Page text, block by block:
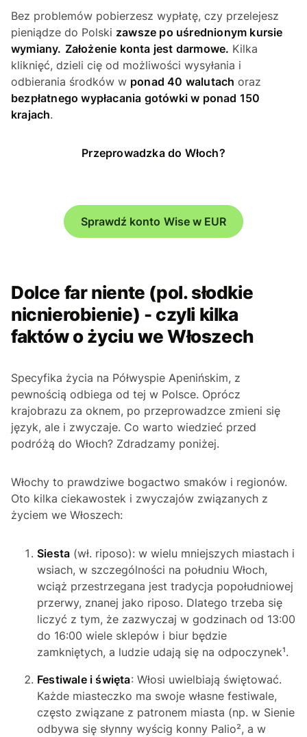
Bez problemów pobierzesz wypłatę, czy przelejesz
pieniądze do Polski zawsze po uśrednionym kursie
wymiany. Założenie konta jest darmowe. Kilka
kliknięć, dzieli cię od możliwości wysyłania i
odbierania środków w ponad 40 walutach oraz
bezpłatnego wypłacania gotówki w ponad 150
krajach.
Przeprowadzka do Włoch?
Sprawdź konto Wise w EUR
Dolce far niente (pol.słodkie
nicnierobienie) - czyli kilka
faktów o życiu we Włoszech
Specyfika życia na Półwyspie Apenińskim, z
pewnością odbiega od tej w Polsce. Oprócz
krajobrazu za oknem, po przeprowadzce zmieni się
język, ale i zwyczaje. Co warto wiedzieć przed
podróżą do Włoch? Zdradzamy poniżej.
Włochy to prawdziwe bogactwo smaków i regionów.
Oto kilka ciekawostek i zwyczajów związanych z
życiem we Włoszech:
Siesta (wł. riposo): w wielu mniejszych miastach i
wsiach, w szczególności na południu Włoch,
wciąż przestrzegana jest tradycja popołudniowej
przerwy, znanej jako riposo. Dlatego trzeba się
liczyć z tym, że zazwyczaj w godzinach od 13:00
do 16:00 wiele sklepów i biur będzie
zamkniętych, a ludzie udają się na odpoczynek¹.
Festiwale i święta: Włosi uwielbiają świętować.
Każde miasteczko ma swoje własne festiwale,
często związane z patronem miasta (np. w Sienie
odbywa się słynny wyścig konny Palio², a w